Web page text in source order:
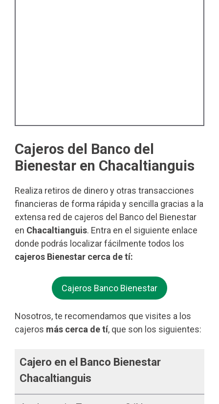
Cajeros del Banco del
Bienestar en Chacaltianguis
Realiza retiros de dinero y otras transacciones
financieras de forma rápida y sencilla gracias a la
extensa red de cajeros del Banco del Bienestar
en Chacaltianguis. Entra en el siguiente enlace
donde podrás localizar fácilmente todos los
cajeros Bienestar cerca de tí:
Cajeros Banco Bienestar
Nosotros, te recomendamos que visites a los
cajeros más cerca de tí, que son los siguientes:
Cajero en el Banco Bienestar
Chacaltianguis